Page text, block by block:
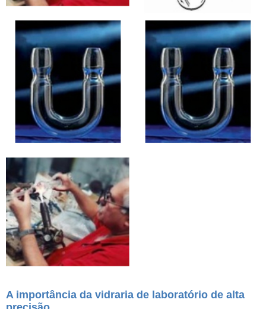
A importância da vidraria de laboratório de alta